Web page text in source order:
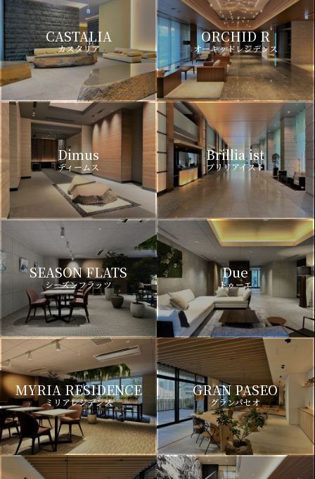
CASTALIA
カスタリア
ORCHID R
オーキッドレジデンス
Dimus
ディームス
Brillia ist
ブリリアイスト
SEASON FLATS
シーズンフラッツ
Due
ドゥーエ
MYRIA RESIDENCE
ミリアレジデンス
GRAN PASEO
グランパセオ